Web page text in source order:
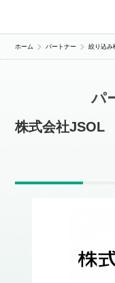
ホーム パートナー 絞り込み
パ
株式会社JSOL